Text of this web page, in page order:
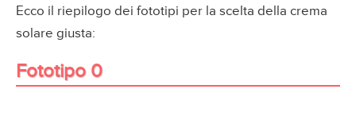
Ecco il riepilogo dei fototipi per la scelta della crema
solare giusta:
Fototipo 0